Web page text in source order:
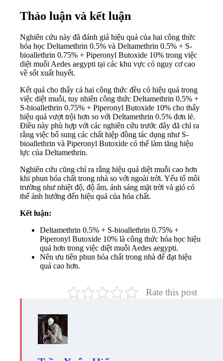
Thảo luận và kết luận
Nghiên cứu này đã đánh giá hiệu quả của hai công thức
hóa học Deltamethrin 0.5% và Deltamethrin 0.5% + S-
bioallethrin 0.75% + Piperonyl Butoxide 10% trong việc
diệt muỗi Aedes aegypti tại các khu vực có nguy cơ cao
về sốt xuất huyết.
Kết quả cho thấy cả hai công thức đều có hiệu quả trong
việc diệt muỗi, tuy nhiên công thức Deltamethrin 0.5% +
S-bioallethrin 0.75% + Piperonyl Butoxide 10% cho thấy
hiệu quả vượt trội hơn so với Deltamethrin 0.5% đơn lẻ.
Điều này phù hợp với các nghiên cứu trước đây đã chỉ ra
rằng việc bổ sung các chất hiệp đồng tác dụng như S-
bioallethrin và Piperonyl Butoxide có thể làm tăng hiệu
lực của Deltamethrin.
Nghiên cứu cũng chỉ ra rằng hiệu quả diệt muỗi cao hơn
khi phun hóa chất trong nhà so với ngoài trời. Yếu tố môi
trường như nhiệt độ, độ ẩm, ánh sáng mặt trời và gió có
thể ảnh hưởng đến hiệu quả của hóa chất.
Kết luận:
Deltamethrin 0.5% + S-bioallethrin 0.75% +
Piperonyl Butoxide 10% là công thức hóa học hiệu
quả hơn trong việc diệt muỗi Aedes aegypti.
Nên ưu tiên phun hóa chất trong nhà để đạt hiệu
quả cao hơn.
Rate this post